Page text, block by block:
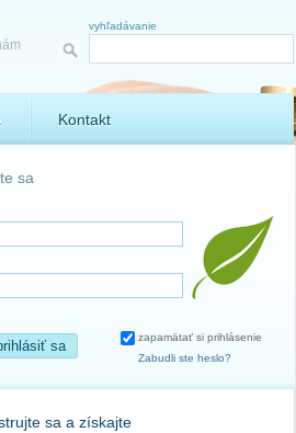
vyhľadávanie
Kontakt
sa
sa
zapamätať si prihlásenie
Zabudli ste heslo?
sa a získajte